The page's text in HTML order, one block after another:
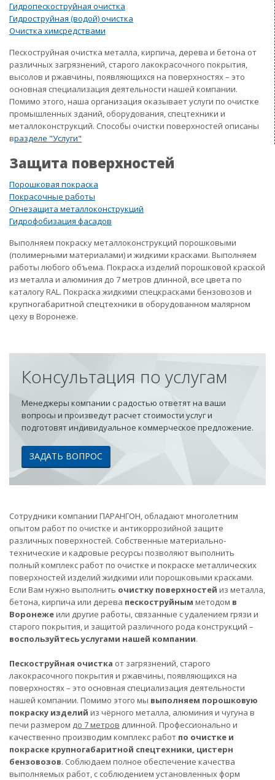
Гидропескоструйная очистка
Гидроструйная (водой) очистка
Очистка химсредствами
Пескоструйная очистка металла, кирпича, дерева и бетона от
различных загрязнений, старого лакокрасочного покрытия,
высолов и ржавчины, появляющихся на поверхностях – это
основная специализация деятельности нашей компании.
Помимо этого, наша организация оказывает услуги по очистке
промышленных зданий, оборудования, спецтехники и
металлоконструкций. Способы очистки поверхностей описаны
вразделе "Услуги"
Защита поверхностей
Порошковая покраска
Покрасочные работы
Огнезащита металлоконструкций
Гидрофобизация фасадов
Выполняем покраску металлоконструкций порошковыми
(полимерными материалами) и жидкими красками. Выполняем
работы любого объема. Покраска изделий порошковой краской
из металла и алюминия до 7 метров длинной, все цвета по
каталогу RAL. Покраска жидкими спецкрасками бензовозов и
крупногабаритной спецтехники в оборудованном малярном
цеху в Воронеже.
Консультация по услугам
Менеджеры компании с радостью ответят на ваши
вопросы и произведут расчет стоимости услуг и
подготовят индивидуальное коммерческое предложение.
ЗАДАТЬ ВОПРОС
Сотрудники компании ПАРАНГОН, обладают многолетним
опытом работ по очистке и антикоррозийной защите
различных поверхностей. Собственные материально-
технические и кадровые ресурсы позволяют выполнить
полный комплекс работ по очистке и покраске металлических
поверхностей изделий жидкими или порошковыми красками.
Если Вам нужно выполнить очистку поверхностей из металла,
бетона, кирпича или дерева пескоструйным методом в
Воронежеили другие работы, связанные с удалением грязи и
старого покрытия, и защитой различного рода конструкций –
воспользуйтесь услугами нашей компании.
Пескоструйная очистка от загрязнений, старого
лакокрасочного покрытия и ржавчины, появляющихся на
поверхностях – это основная специализация деятельности
нашей компании. Помимо этого мы выполняем порошковую
покраску изделий из чёрного металла, алюминия и чугуна в
печи размером до 7 метров длинной. Профессионально и
качественно производим комплекс работ по очистке и
покраске крупногабаритной спецтехники, цистерн
бензовозов. Соблюдаем полное обеспечение качества
выполняемых работ, с соблюдением установленных форм